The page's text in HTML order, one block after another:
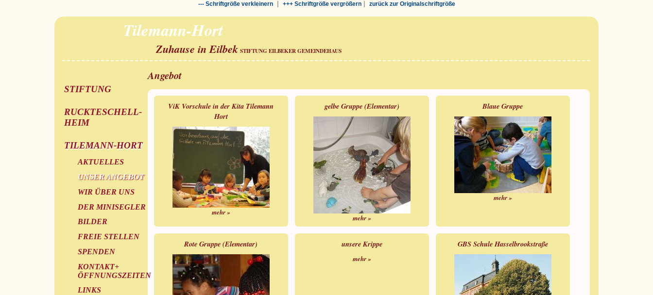
--- Schriftgröße verkleinern| +++ Schriftgröße vergrößern| zurück zur Originalschriftgröße
Tilemann-Hort
Zuhause in Eilbek STIFTUNG EILBEKER GEMEINDEHAUS
STIFTUNG
RUCKTESCHELL-
HEIM
TILEMANN-HORT
AKTUELLES
UNSER ANGEBOT
WIR ÜBER UNS
DER MINISEGLER
BILDER
FREIE STELLEN
SPENDEN
KONTAKT+
ÖFFNUNGSZEITEN
LINKS
Angebot
ViK Vorschule in der Kita Tilemann
Hort
mehr »
gelbe Gruppe (Elementar)
mehr »
Blaue Gruppe
mehr »
Rote Gruppe (Elementar) unsere Krippe
mehr »
GBS Schule Hasselbrookstraße